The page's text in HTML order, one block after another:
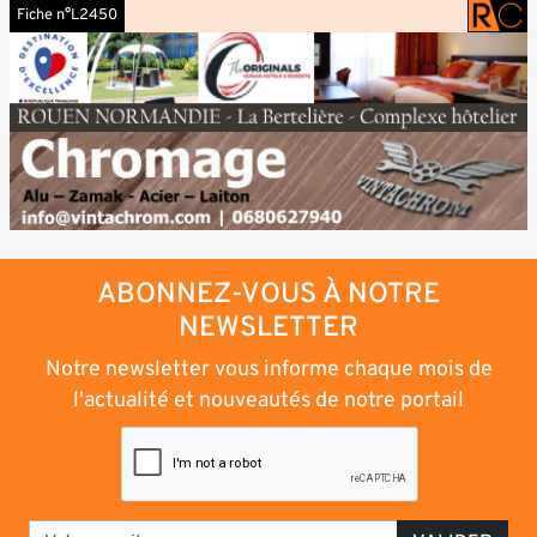
Fiche n°L2450
ABONNEZ-VOUS À NOTRE
NEWSLETTER
Notre newsletter vous informe chaque mois de
l'actualité et nouveautés de notre portail